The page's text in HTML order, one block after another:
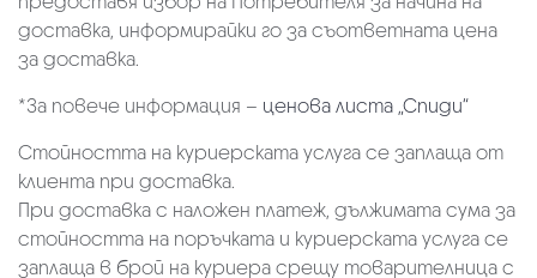
доставка, информирайки го за съответната цена
за доставка.
*За повече информация – ценова листа „Спиди“
Стойността на куриерската услуга се заплаща от
клиента при доставка.
При доставка с наложен платеж, дължимата сума за
стойността на поръчката и куриерската услуга се
заплаща в брой на куриера срещу товарителница с